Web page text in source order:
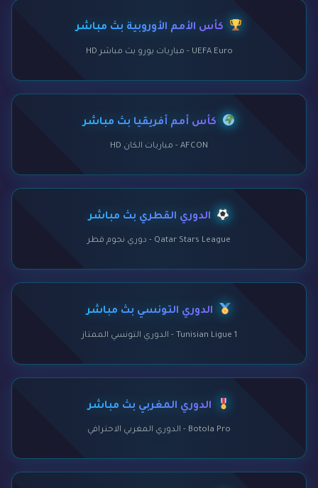
كأس الأمم الأوروبية بث مباشر
UEFA Euro - مباريات يورو بث مباشر HD
كأس أمم أفريقيا بث مباشر
AFCON - مباريات الكان HD
الدوري القطري بث مباشر
Qatar Stars League - دوري نجوم قطر
الدوري التونسي بث مباشر
Tunisian Ligue 1 - الدوري التونسي الممتاز
الدوري المغربي بث مباشر
Botola Pro - الدوري المغربي الاحترافي